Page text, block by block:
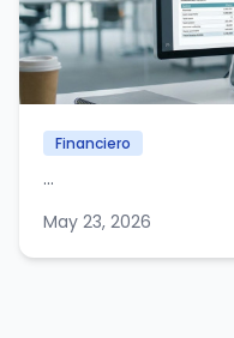
Financiero
...
May 23, 2026